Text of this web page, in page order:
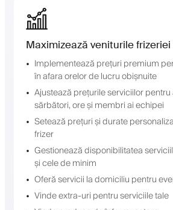
Maximizează veniturile
Implementează prețuri premium
în afara orelor de lucru obișnuite
Ajustează prețurile serviciilor
sărbători, ore și membri ai echipei
Setează prețuri și durate
frizer
Gestionează disponibilitatea
și cele de minim
Oferă servicii la domiciliu pentru
Vinde extra-uri pentru serviciile tale